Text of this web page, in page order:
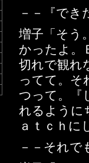
－－『で
増子「そう
かったよ。
切れで観れ
ってて。そ
つって。『
れるように
ａｔｃｈ
－－それ